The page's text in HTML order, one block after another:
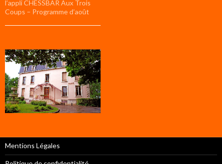
l’appli CHESSBAR Aux Trois
Coups – Programme d’août
Mentions Légales